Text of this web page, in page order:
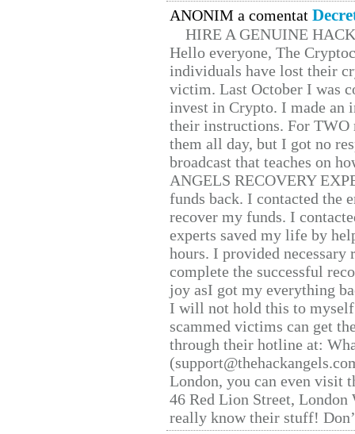
ANONIM a comentat
HIRE A GENUINE
Hello everyone, The
individuals have lost their
victim. Last October I was
invest in Crypto. I made
their instructions. For TWO
them all day, but I got no
broadcast that teaches on
ANGELS RECOVERY
funds back. I contacted the
recover my funds. I
experts saved my life by
hours. I provided
complete the successful
joy asI got my everything
I will not hold this to
scammed victims can get
through their hotline at:
London, you can even visit
46 Red Lion Street, London
really know their stuff!